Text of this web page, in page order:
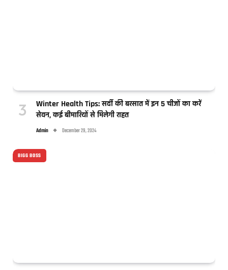
Winter Health Tips: सर्दी की बरसात में इन 5 चीजों का करें
सेवन, कई बीमारियों से मिलेगी राहत
Admin December 29, 2024
BIGG BOSS